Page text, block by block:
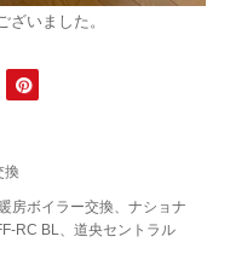
いました。
換
房ボイラー交換、ナショナ
RC BL、道央セントラル